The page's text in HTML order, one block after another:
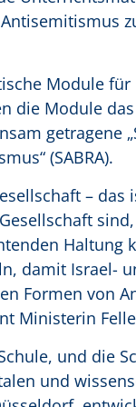
Module
die Module
getragene
(SABRA).
–
damit Israel-
Formen von
Ministerin
und die
und